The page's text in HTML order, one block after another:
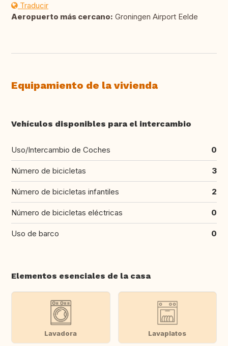
Traducir
Aeropuerto más cercano: Groningen Airport Eelde
Equipamiento de la vivienda
Vehículos disponibles para el intercambio
Uso/Intercambio de Coches 0
Número de bicicletas 3
Número de bicicletas infantiles 2
Número de bicicletas eléctricas 0
Uso de barco 0
Elementos esenciales de la casa
Lavadora Lavaplatos